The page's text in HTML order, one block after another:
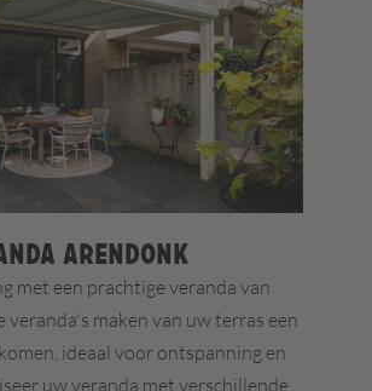
Arendonk
met een prachtige veranda van
veranda's maken van uw terras een
ideaal voor ontspanning en
uw veranda met verschillende